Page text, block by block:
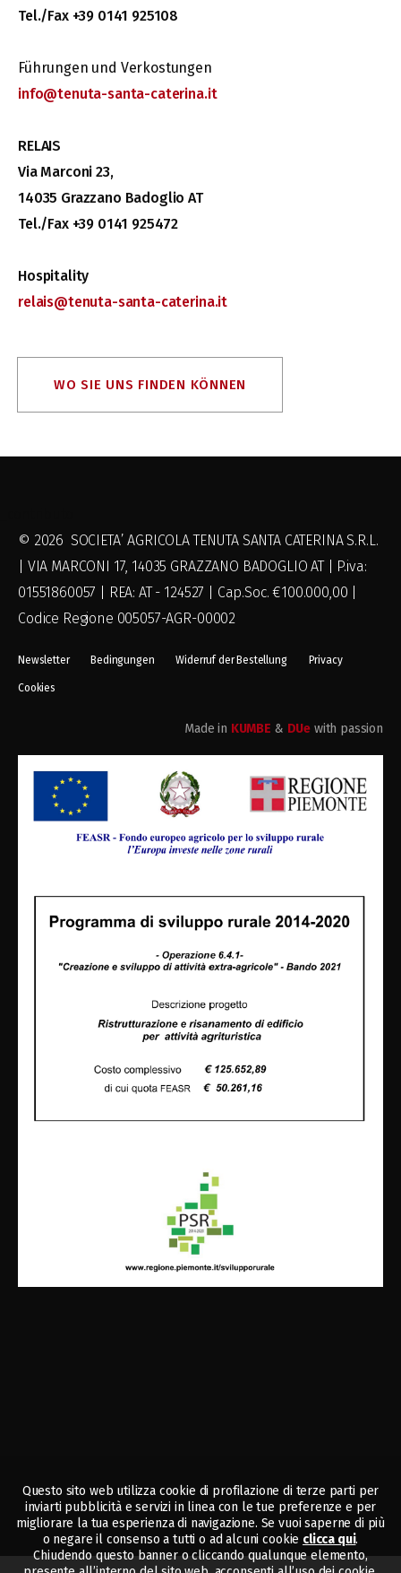
Questo sito web utilizza cookie di profilazione di terze parti per
inviarti pubblicità e servizi in linea con le tue preferenze e per
migliorare la tua esperienza di navigazione. Se vuoi saperne di più
o negare il consenso a tutti o ad alcuni cookie clicca qui.
Chiudendo questo banner o cliccando qualunque elemento,
Tel./Fax +39 0141 925108
Führungen und Verkostungen
info@tenuta-santa-caterina.it
RELAIS
Via Marconi 23,
14035 Grazzano Badoglio AT
Tel./Fax +39 0141 925472
Hospitality
relais@tenuta-santa-caterina.it
WO SIE UNS FINDEN KÖNNEN
© 2026 SOCIETA’ AGRICOLA TENUTA SANTA CATERINA S.R.L.
| VIA MARCONI 17, 14035 GRAZZANO BADOGLIO AT | P.iva:
01551860057 | REA: AT - 124527 | Cap.Soc. €100.000,00 |
Codice Regione 005057-AGR-00002
Newsletter Bedingungen Widerruf der Bestellung Privacy
Cookies
Made in KUMBE & DUe with passion